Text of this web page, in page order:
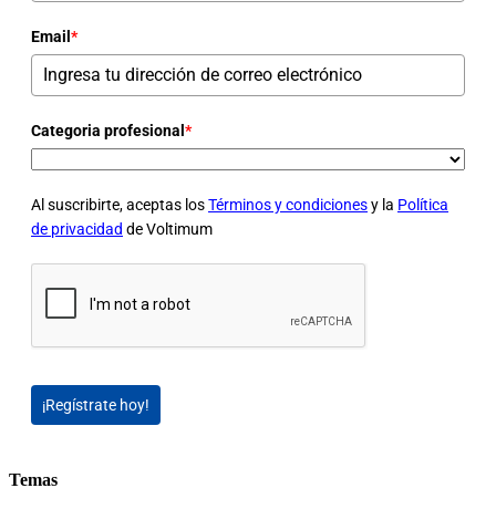
Email *
Categoria profesional *
Al suscribirte, aceptas losTérminos y condicionesy la Política
de privacidad de Voltimum
¡Regístrate hoy!
Temas